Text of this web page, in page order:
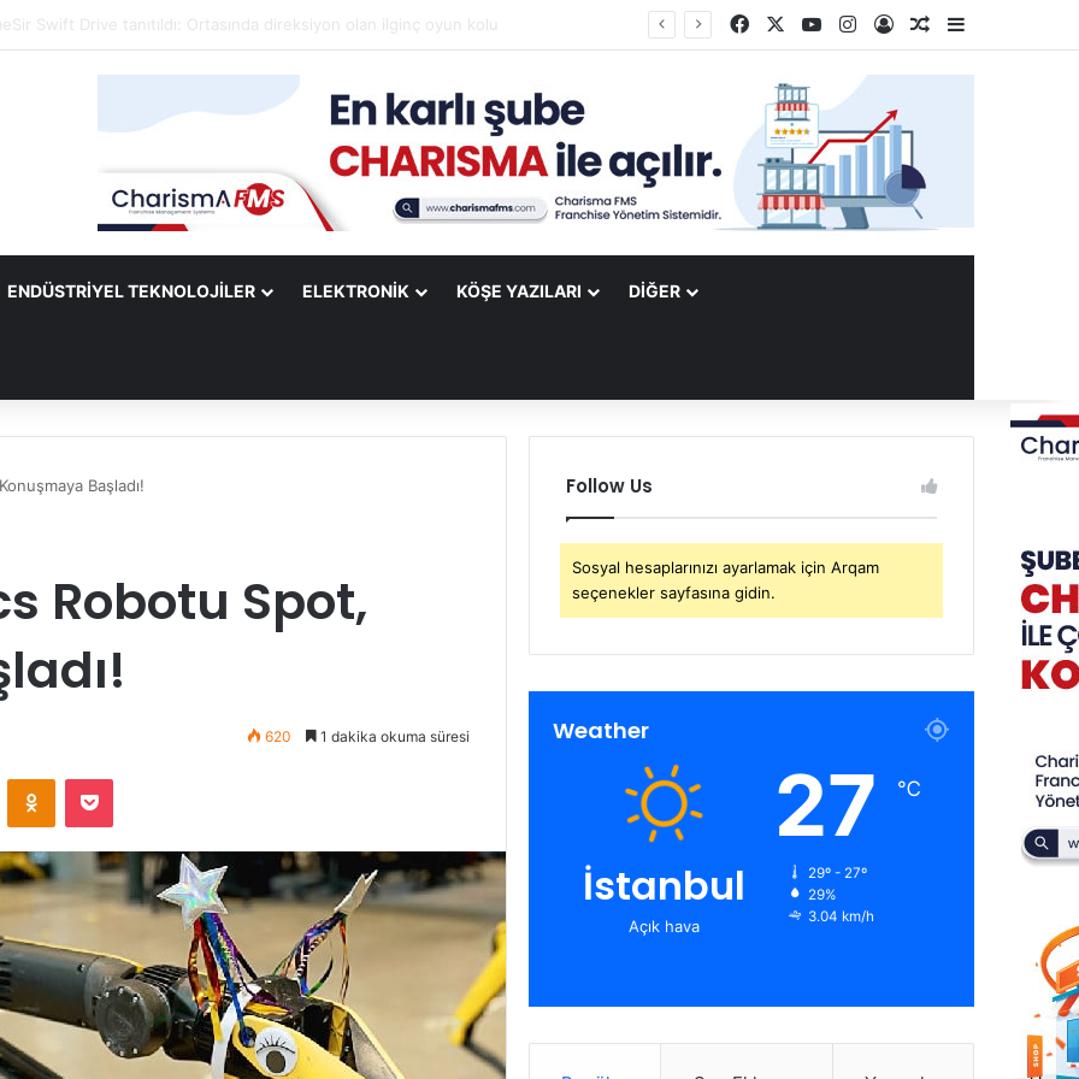
Mobile Uygulamasına Yeni Özellikler Ekliyor Facebook YouTubeInstagramKayıt OlRastgele Makale
ENDÜSTRIYEL TEKNOLOJILER ELEKTRONIK KÖŞE YAZILARI DIĞER
Başladı!
Robotu Spot,
620 1 dakika okuma süresi
Follow Us
Sosyal hesaplarınızı ayarlamak için Arqam
seçenekler sayfasına gidin.
Weather
İstanbul
Açık hava
27 ℃
29º - 27º
29%
3.04 km/h